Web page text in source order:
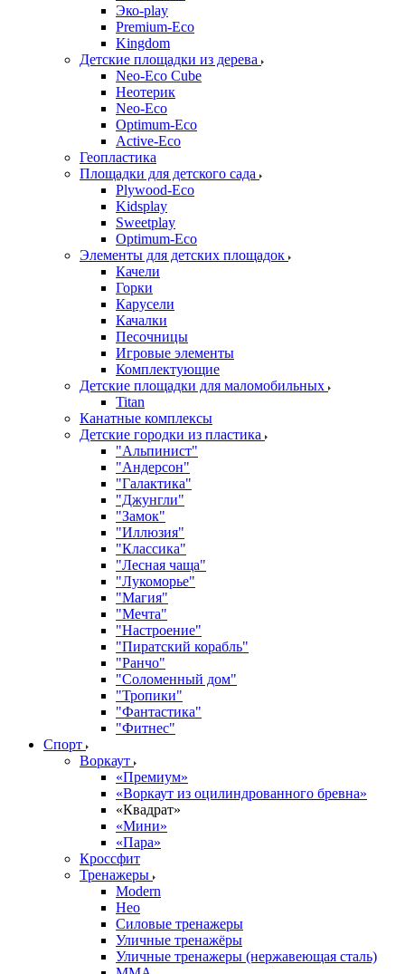
Эко-play
Premium-Eco
Kingdom
Детские площадки из дерева
Neo-Eco Cube
Неотерик
Neo-Eco
Оptimum-Еco
Active-Eco
Геопластика
Площадки для детского сада
Plywood-Eco
Kidsplay
Sweetplay
Оptimum-Еco
Элементы для детских площадок
Качели
Горки
Карусели
Качалки
Песочницы
Игровые элементы
Комплектующие
Детские площадки для маломобильных
Titan
Канатные комплексы
Детские городки из пластика
"Альпинист"
"Андерсон"
"Галактика"
"Джунгли"
"Замок"
"Иллюзия"
"Классика"
"Лесная чаща"
"Лукоморье"
"Магия"
"Мечта"
"Настроение"
"Пиратский корабль"
"Ранчо"
"Соломенный дом"
"Тропики"
"Фантастика"
"Фитнес"
Спорт
Воркаут
«Премиум»
«Воркаут из оцилиндрованного бревна»
«Квадрат»
«Мини»
«Пара»
Кроссфит
Тренажеры
Modern
Нео
Силовые тренажеры
Уличные тренажёры
Уличные тренажеры (нержавеющая сталь)